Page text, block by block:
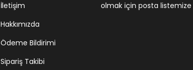
İletişim
Hakkımızda
Ödeme Bildirimi
Sipariş Takibi
olmak için posta